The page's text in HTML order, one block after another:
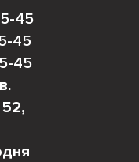
45
45
45
52,